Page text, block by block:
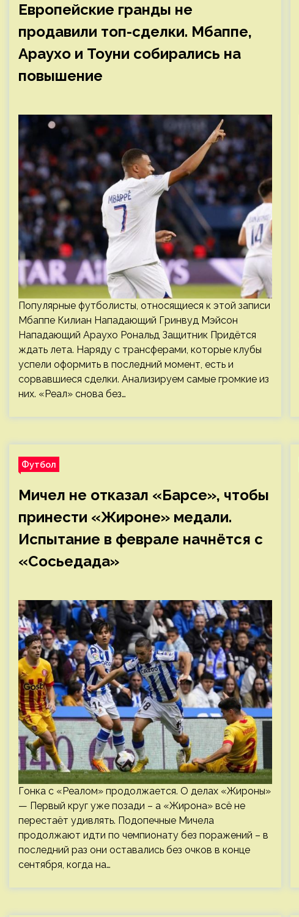
Европейские гранды не
продавили топ-сделки. Мбаппе,
Араухо и Тоуни собирались на
повышение
Популярные футболисты, относящиеся к этой записи
Мбаппе Килиан Нападающий Гринвуд Мэйсон
Нападающий Араухо Рональд Защитник Придётся
ждать лета. Наряду с трансферами, которые клубы
успели оформить в последний момент, есть и
сорвавшиеся сделки. Анализируем самые громкие из
них. «Реал» снова без…
Футбол
Мичел не отказал «Барсе», чтобы
принести «Жироне» медали.
Испытание в феврале начнётся с
«Сосьедада»
Гонка с «Реалом» продолжается. О делах «Жироны»
— Первый круг уже позади – а «Жирона» всё не
перестаёт удивлять. Подопечные Мичела
продолжают идти по чемпионату без поражений – в
последний раз они оставались без очков в конце
сентября, когда на…